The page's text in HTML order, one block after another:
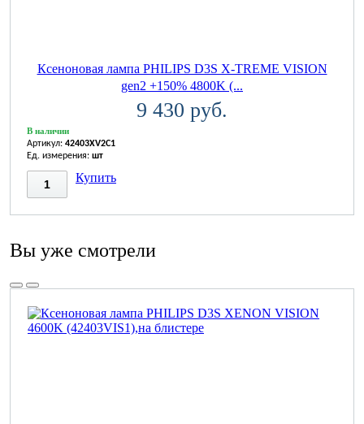
Ксеноновая лампа PHILIPS D3S X-TREME VISION
gen2 +150% 4800K (...
9 430 руб.
В наличии
Артикул: 42403XV2C1
Ед. измерения: шт
Купить
Вы уже смотрели